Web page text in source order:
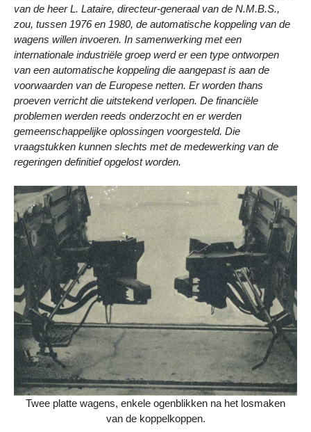
van de heer L. Lataire, directeur-generaal van de N.M.B.S.,
zou, tussen 1976 en 1980, de automatische koppeling van de
wagens willen invoeren. In samenwerking met een
internationale industriële groep werd er een type ontworpen
van een automatische koppeling die aangepast is aan de
voorwaarden van de Europese netten. Er worden thans
proeven verricht die uitstekend verlopen. De financiële
problemen werden reeds onderzocht en er werden
gemeenschappelijke oplossingen voorgesteld. Die
vraagstukken kunnen slechts met de medewerking van de
regeringen definitief opgelost worden.
Twee platte wagens, enkele ogenblikken na het losmaken
van de koppelkoppen.